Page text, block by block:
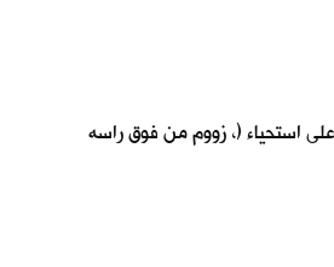
استحياء (، زووم من فوق راسه